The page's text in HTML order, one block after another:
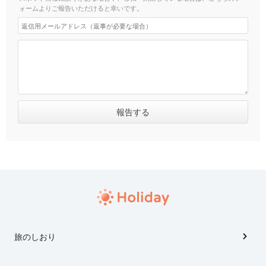
ォームよりご報告いただけると幸いです。
旅のしおり